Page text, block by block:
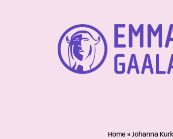
Home » Johanna